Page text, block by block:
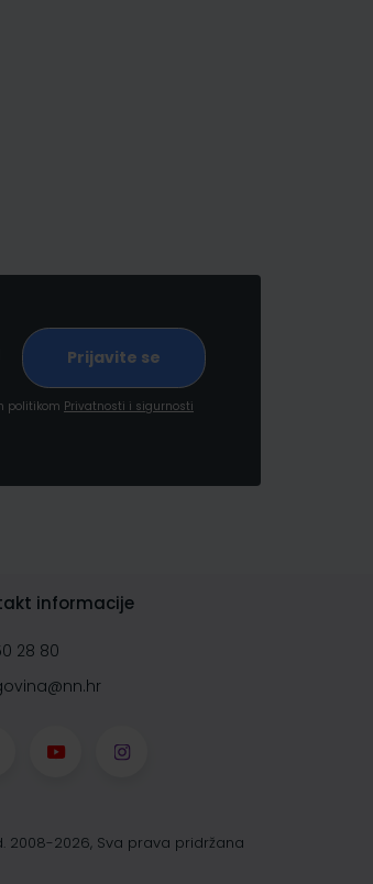
politikom Privatnosti i sigurnosti
informacije
28 80
2008-2026, Sva prava pridržana